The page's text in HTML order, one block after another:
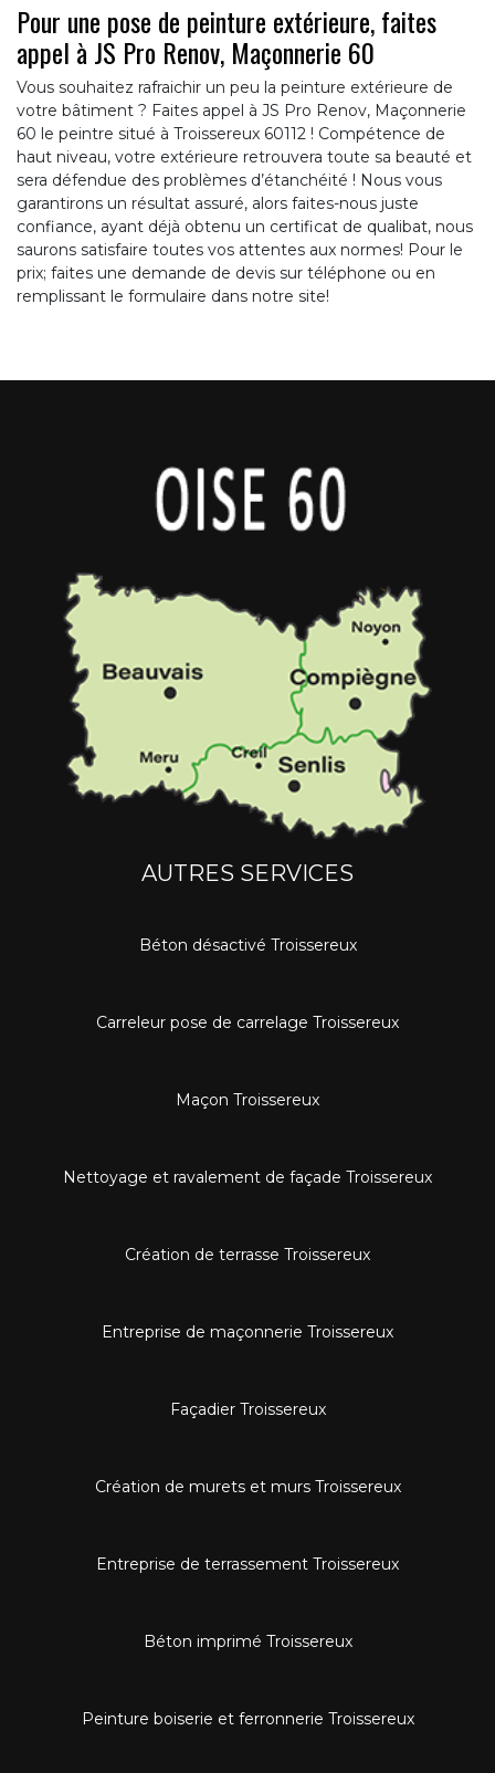
Pour une pose de peinture extérieure, faites
appel à JS Pro Renov, Maçonnerie 60
Vous souhaitez rafraichir un peu la peinture extérieure de
votre bâtiment ? Faites appel à JS Pro Renov, Maçonnerie
60 le peintre situé à Troissereux 60112 ! Compétence de
haut niveau, votre extérieure retrouvera toute sa beauté et
sera défendue des problèmes d’étanchéité ! Nous vous
garantirons un résultat assuré, alors faites-nous juste
confiance, ayant déjà obtenu un certificat de qualibat, nous
saurons satisfaire toutes vos attentes aux normes! Pour le
prix; faites une demande de devis sur téléphone ou en
remplissant le formulaire dans notre site!
AUTRES SERVICES
Béton désactivé Troissereux
Carreleur pose de carrelage Troissereux
Maçon Troissereux
Nettoyage et ravalement de façade Troissereux
Création de terrasse Troissereux
Entreprise de maçonnerie Troissereux
Façadier Troissereux
Création de murets et murs Troissereux
Entreprise de terrassement Troissereux
Béton imprimé Troissereux
Peinture boiserie et ferronnerie Troissereux